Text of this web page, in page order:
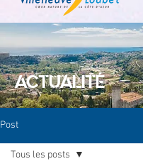
ACTUALITÉ
Post
Tous les posts